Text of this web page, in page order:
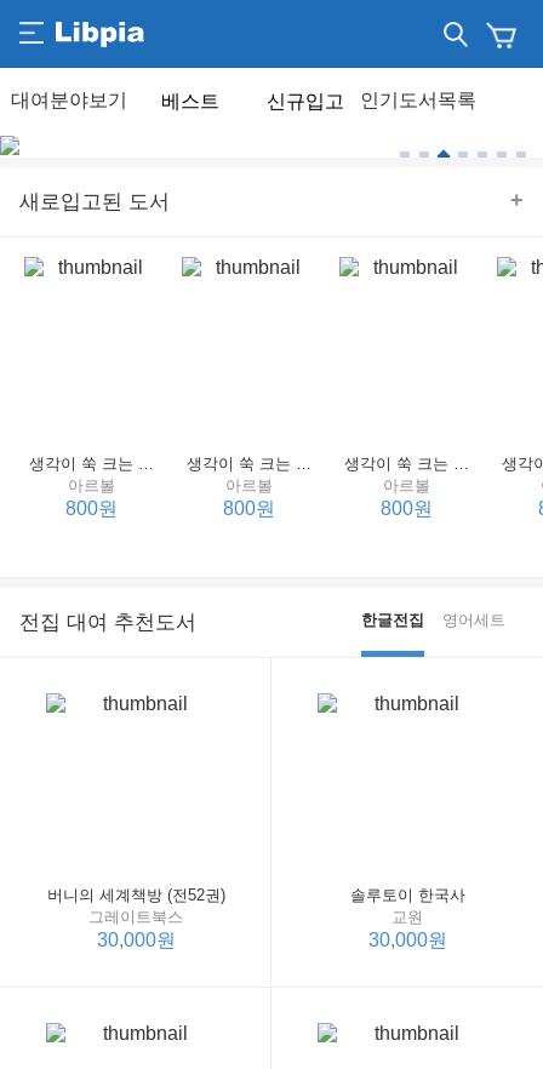
베스트 신규입고
새로입고된 도서 +
생각이 쑥 크는 세계 명작 4 : 언어 편
아르볼
800원
생각이 쑥 크는 세계 명작 3 : 언어 편
아르볼
800원
생각이 쑥 크는 세계 명작 2 : 언어 편
아르볼
800원
전집 대여 추천도서 한글전집 영어세트
버니의 세계책방 (전52권)
그레이트북스
30,000원
솔루토이 한국사
교원
30,000원